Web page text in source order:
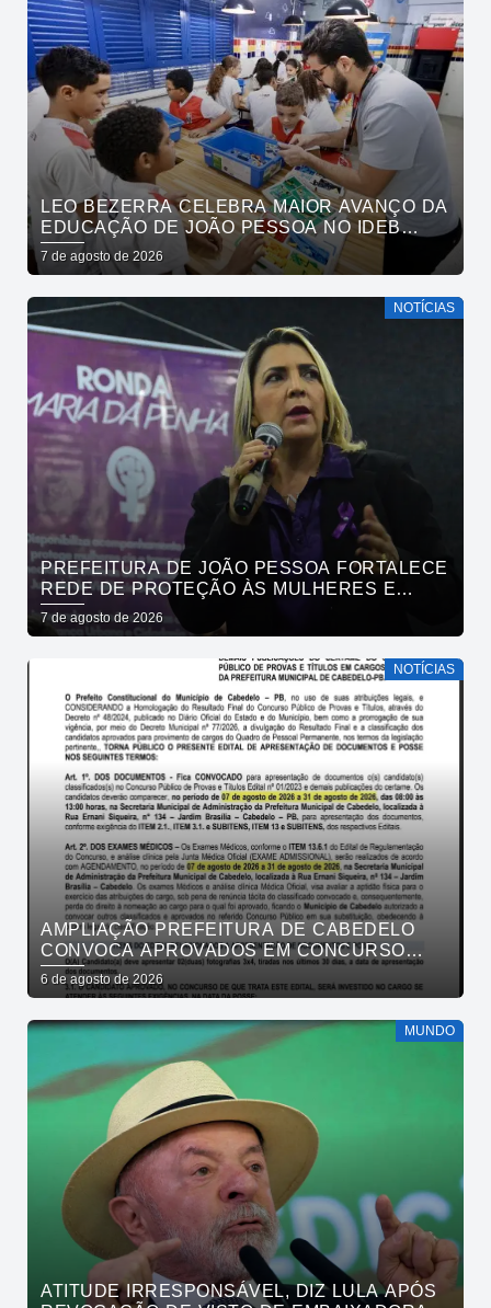
LEO BEZERRA CELEBRA MAIOR AVANÇO DA
EDUCAÇÃO DE JOÃO PESSOA NO IDEB
ENTRE CAPITAIS DO NORDESTE
7 de agosto de 2026
NOTÍCIAS
PREFEITURA DE JOÃO PESSOA FORTALECE
REDE DE PROTEÇÃO ÀS MULHERES E
ENTENDE QUE ACOLHER É SALVAR VIDAS
7 de agosto de 2026
NOTÍCIAS
AMPLIAÇÃO PREFEITURA DE CABEDELO
CONVOCA APROVADOS EM CONCURSO
PÚBLICO DA SAÚDE PARA APRESENTAÇÃO
DE DOCUMENTOS
6 de agosto de 2026
MUNDO
ATITUDE IRRESPONSÁVEL, DIZ LULA APÓS